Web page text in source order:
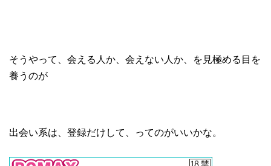
そうやって、会える人か、会えない人か、を見極める目を
養うのが
出会い系は、登録だけして、ってのがいいかな。